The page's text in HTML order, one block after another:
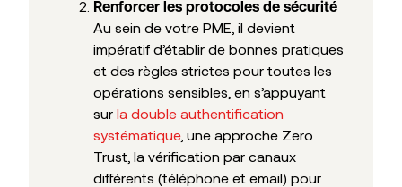
Renforcer les protocoles de sécurité
Au sein de votre PME, il devient
impératif d’établir de bonnes pratiques
et des règles strictes pour toutes les
opérations sensibles, en s’appuyant
sur la double authentification
systématique, une approche Zero
Trust, la vérification par canaux
différents (téléphone et email) pour